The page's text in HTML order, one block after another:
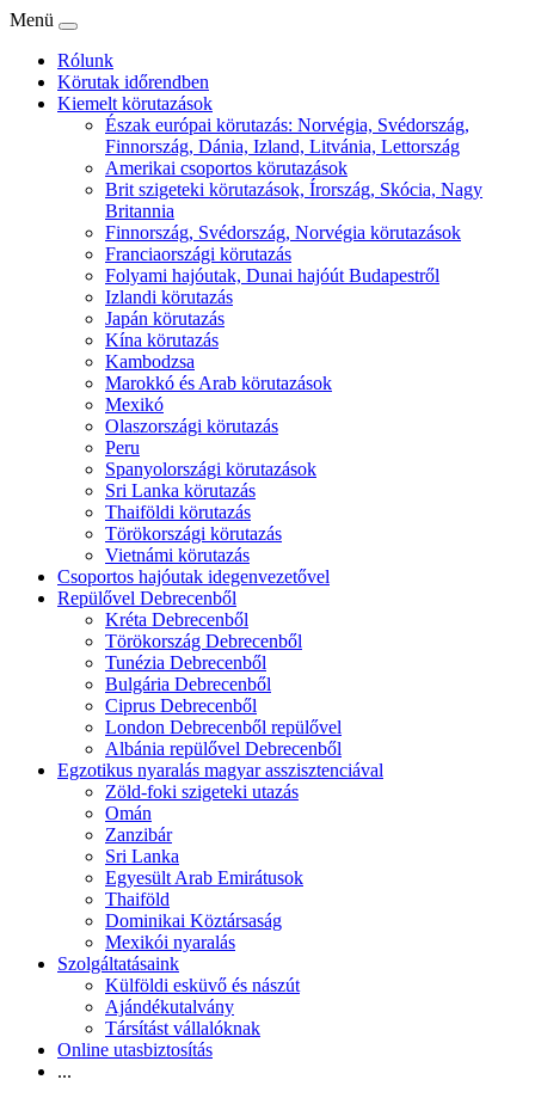
Menü
Rólunk
Körutak időrendben
Kiemelt körutazások
Észak európai körutazás: Norvégia, Svédország,
Finnország, Dánia, Izland, Litvánia, Lettország
Amerikai csoportos körutazások
Brit szigeteki körutazások, Írország, Skócia, Nagy
Britannia
Finnország, Svédország, Norvégia körutazások
Franciaországi körutazás
Folyami hajóutak, Dunai hajóút Budapestről
Izlandi körutazás
Japán körutazás
Kína körutazás
Kambodzsa
Marokkó és Arab körutazások
Mexikó
Olaszországi körutazás
Peru
Spanyolországi körutazások
Sri Lanka körutazás
Thaiföldi körutazás
Törökországi körutazás
Vietnámi körutazás
Csoportos hajóutak idegenvezetővel
Repülővel Debrecenből
Kréta Debrecenből
Törökország Debrecenből
Tunézia Debrecenből
Bulgária Debrecenből
Ciprus Debrecenből
London Debrecenből repülővel
Albánia repülővel Debrecenből
Egzotikus nyaralás magyar asszisztenciával
Zöld-foki szigeteki utazás
Omán
Zanzibár
Sri Lanka
Egyesült Arab Emirátusok
Thaiföld
Dominikai Köztársaság
Mexikói nyaralás
Szolgáltatásaink
Külföldi esküvő és nászút
Ajándékutalvány
Társítást vállalóknak
Online utasbiztosítás
...